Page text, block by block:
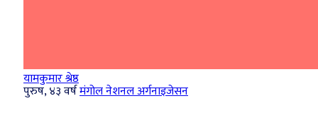
यामकुमार श्रेष्ठ
पुरुष, ४३ वर्षमंगोल नेशनल अर्गनाइजेसन